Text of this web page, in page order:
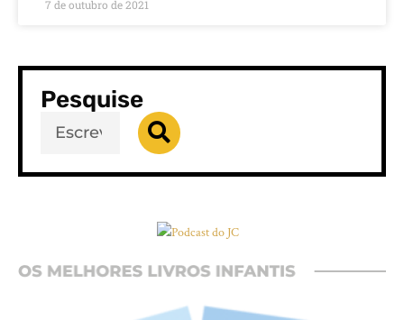
7 de outubro de 2021
Pesquise